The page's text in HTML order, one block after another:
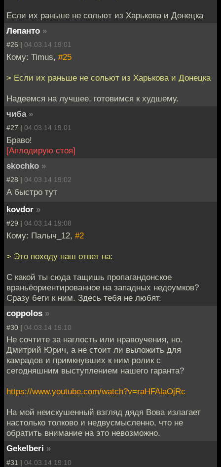
Если их раньше не сольют из Харькова и Донецка
Лепанто »
#26 | 04.03.14 19:01
Кому: Timus, #25
> Если их раньше не сольют из Харькова и Донецка
Надеемся на лучшее, готовимся к худшему.
чиба »
#27 | 04.03.14 19:01
Браво!
[Аплодирую стоя]
skochko »
#28 | 04.03.14 19:02
А быстро тут
kovdor »
#29 | 04.03.14 19:08
Кому: Палыч_12, #2
> Это походу наш ответ на:
С какой ты сюда тащишь пропагандонское
враньёориентированное на западных недоумков?
Сразу беги к ним. Здесь тебя не любят.
coppolos »
#30 | 04.03.14 19:10
Не сочтите за наглость или нравоучения, но.
Дмитрий Юрич, а не стоит ли выложить для
камрадов и примкнувших к ним ролик с
сегодняшним выступлением нашего гаранта?
https://www.youtube.com/watch?v=raHFAlaOjRc
На мой неискушенный взгляд дядя Вова излагает
настолько толково и недвусмысленно, что не
обратить внимание на это невозможно.
Gekelberi »
#31 | 04.03.14 19:10